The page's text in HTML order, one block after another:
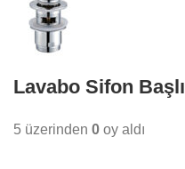
Lavabo Sifon
5 üzerinden 0 oy aldı